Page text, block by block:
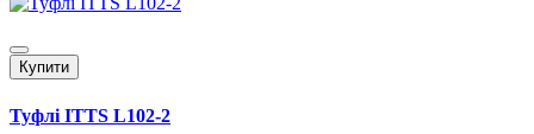
Купити
Туфлі ITTS L102-2